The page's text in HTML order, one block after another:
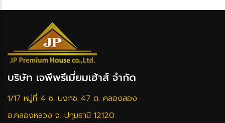
บริษัท เจพีพรีเมี่ยมเฮ้าส์ จำกัด
1/17 หมู่ที่ 4 ซ. บงกช 47 ต. คลองสอง
อ.คลองหลวง จ. ปทุมธานี 12120